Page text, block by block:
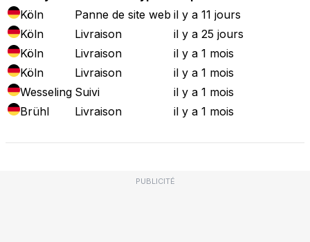
Köln
Panne de site web il y a 11 jours
Köln
Livraison
il y a 25 jours
Köln
Livraison
il y a 1 mois
Köln
Livraison
il y a 1 mois
Wesseling Suivi
il y a 1 mois
Brühl
Livraison il y a 1 mois
PUBLICITÉ